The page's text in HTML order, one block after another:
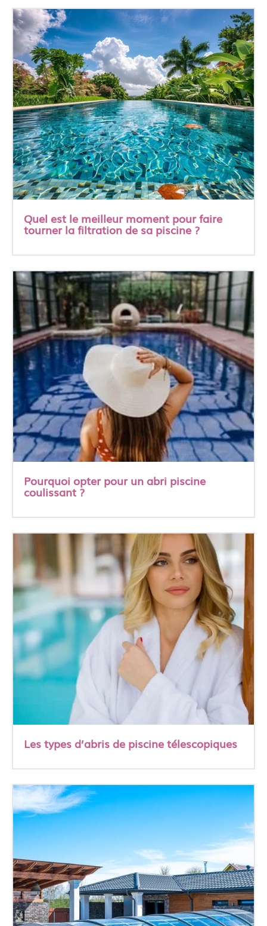
Quel est le meilleur moment pour faire
tourner la filtration de sa piscine ?
Pourquoi opter pour un abri piscine
coulissant ?
Les types d’abris de piscine télescopiques